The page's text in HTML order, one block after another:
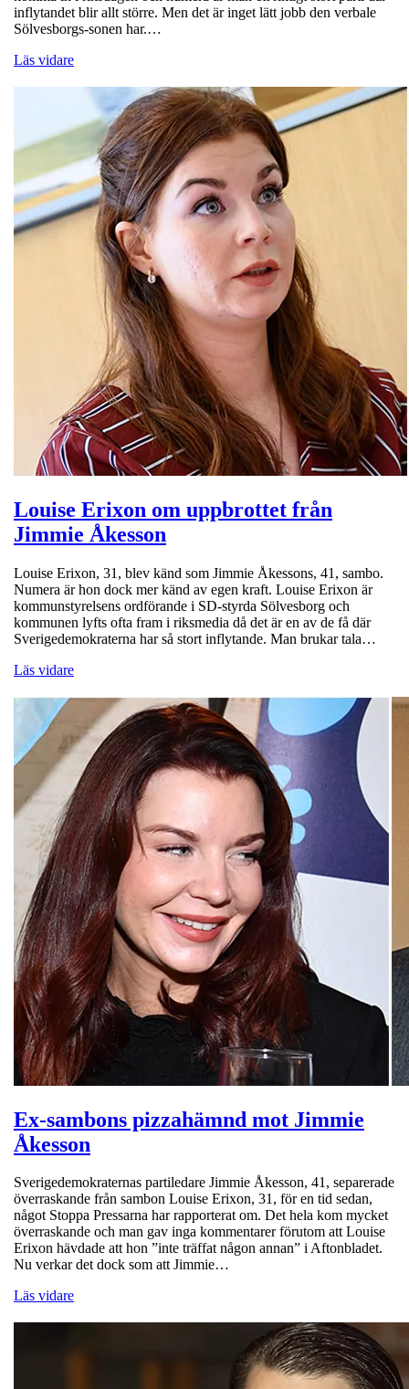
inflytandet blir allt större. Men det är inget lätt jobb den verbale
Sölvesborgs-sonen har.…
Läs vidare
Louise Erixon om uppbrottet från
Jimmie Åkesson
Louise Erixon, 31, blev känd som Jimmie Åkessons, 41, sambo.
Numera är hon dock mer känd av egen kraft. Louise Erixon är
kommunstyrelsens ordförande i SD-styrda Sölvesborg och
kommunen lyfts ofta fram i riksmedia då det är en av de få där
Sverigedemokraterna har så stort inflytande. Man brukar tala…
Läs vidare
Ex-sambons pizzahämnd mot Jimmie
Åkesson
Sverigedemokraternas partiledare Jimmie Åkesson, 41, separerade
överraskande från sambon Louise Erixon, 31, för en tid sedan,
något Stoppa Pressarna har rapporterat om. Det hela kom mycket
överraskande och man gav inga kommentarer förutom att Louise
Erixon hävdade att hon ”inte träffat någon annan” i Aftonbladet.
Nu verkar det dock som att Jimmie…
Läs vidare